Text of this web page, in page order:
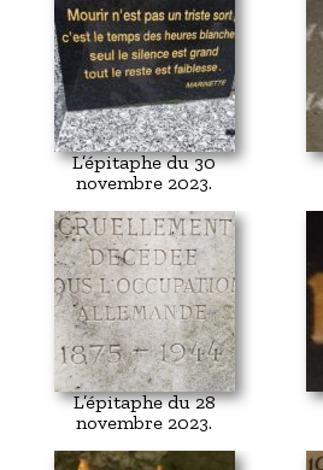
L’épitaphe du 30
novembre 2023.
L’épitaphe du 28
novembre 2023.